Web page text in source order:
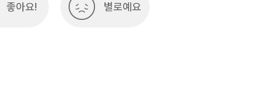
좋아요! 별로예요